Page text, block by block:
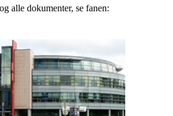
alle dokumenter, se fanen: